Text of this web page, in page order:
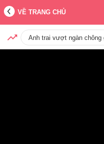
VỀ TRANG CHỦ
Anh trai vượt ngàn chông